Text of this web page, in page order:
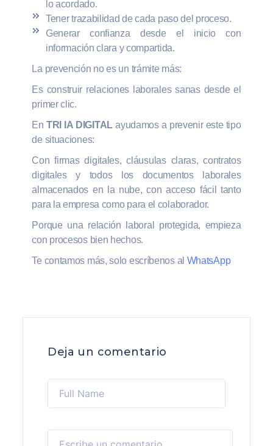
lo acordado.
Tener trazabilidad de cada paso del proceso.
Generar confianza desde el inicio con
información clara y compartida.
La prevención no es un trámite más:
Es construir relaciones laborales sanas desde el
primer clic.
EnTRI IA DIGITALayudamos a prevenir este tipo
de situaciones:
Con firmas digitales, cláusulas claras, contratos
digitales y todos los documentos laborales
almacenados en la nube, con acceso fácil tanto
para la empresa como para el colaborador.
Porque una relación laboral protegida, empieza
con procesos bien hechos.
Te contamos más, solo escríbenos al WhatsApp
Deja un comentario